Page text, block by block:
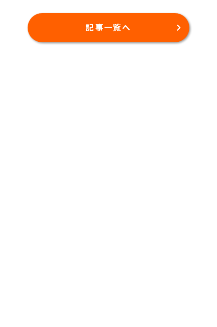
記事一覧へ